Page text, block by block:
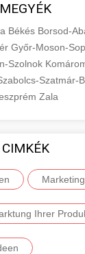
MEGYÉK
Békés Borsod-
Győr-Moson-
Szolnok
Szatmár-
Zala
CIMKÉK
Marketing
Ihrer